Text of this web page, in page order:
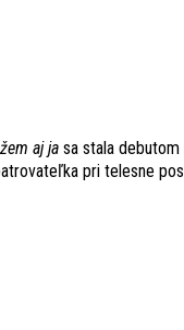
aj ja sa stala
pri telesne